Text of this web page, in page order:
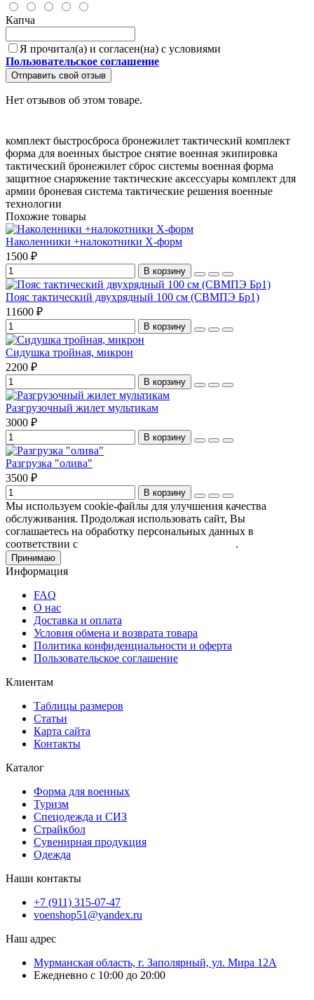
Капча
Я прочитал(а) и согласен(на) с условиями
Пользовательское соглашение
Отправить свой отзыв
Нет отзывов об этом товаре.
комплект быстросброса бронежилет тактический комплект
форма для военных быстрое снятие военная экипировка
тактический бронежилет сброс системы военная форма
защитное снаряжение тактические аксессуары комплект для
армии броневая система тактические решения военные
технологии
Похожие товары
Наколенники +налокотники X-форм
1500 ₽
В корзину
Пояс тактический двухрядный 100 см (СВМПЭ Бр1)
11600 ₽
В корзину
Сидушка тройная, микрон
2200 ₽
В корзину
Разгрузочный жилет мультикам
3000 ₽
В корзину
Разгрузка "олива"
3500 ₽
В корзину
Мы используем cookie-файлы для улучшения качества
обслуживания. Продолжая использовать сайт, Вы
соглашаетесь на обработку персональных данных в
соответствии с
.
Принимаю
Информация
FAQ
О нас
Доставка и оплата
Условия обмена и возврата товара
Политика конфиденциальности и оферта
Пользовательское соглашение
Клиентам
Таблицы размеров
Статьи
Карта сайта
Контакты
Каталог
Форма для военных
Туризм
Спецодежда и СИЗ
Страйкбол
Сувенирная продукция
Одежда
Наши контакты
+7 (911) 315-07-47
voenshop51@yandex.ru
Наш адрес
Мурманская область, г. Заполярный, ул. Мира 12А
Ежедневно с 10:00 до 20:00